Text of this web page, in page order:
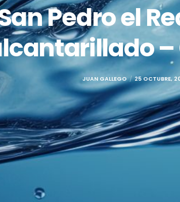
Pedro el
–
JUAN GALLEGO 25 OCTUBRE,